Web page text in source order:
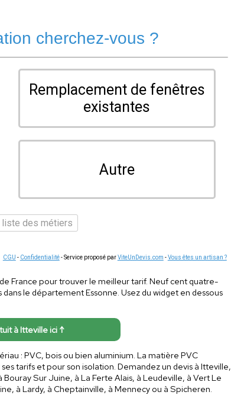
cherchez-vous ?
Remplacement de fenêtres
existantes
Autre
des métiers
CGU - Confidentialité- Service proposé parViteUnDevis.com -Vous êtes un artisan ?
France pour trouver le meilleur tarif. Neuf cent quatre-
le département Essonne. Usez du widget en dessous
à Itteville ici ↑
: PVC, bois ou bien aluminium. La matière PVC
tarifs et pour son isolation. Demandez un devis à Itteville,
Sur Juine, à La Ferte Alais, à Leudeville, à Vert Le
à Lardy, à Cheptainville, à Mennecy ou à Spicheren.